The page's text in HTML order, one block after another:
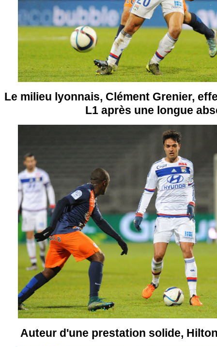
Le milieu lyonnais, Clément Grenier,
L1 après une longue
Auteur d'une prestation solide,